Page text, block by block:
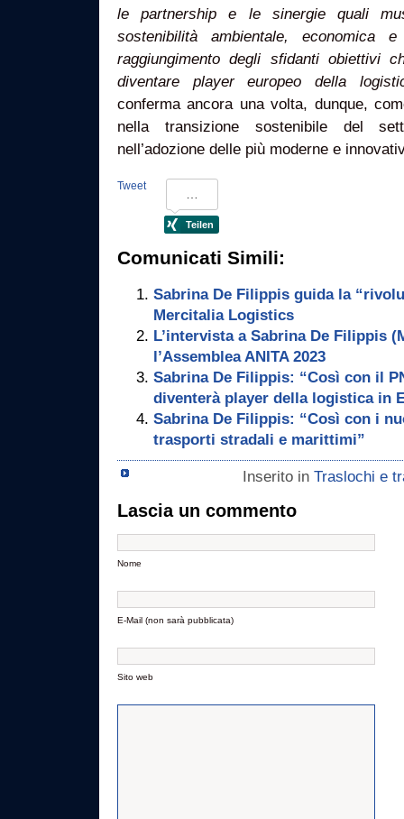
le partnership e le sinergie quali
sostenibilità ambientale,
raggiungimento degli sfidanti obiettivi
diventare player europeo della
conferma ancora una volta, dunque,
nella transizione sostenibile del
nell’adozione delle più moderne e
Tweet
Comunicati Simili:
Sabrina De Filippis guida la
Mercitalia Logistics
L’intervista a Sabrina De Filippis
l’Assemblea ANITA 2023
Sabrina De Filippis: “Così con il
diventerà player della logistica in
Sabrina De Filippis: “Così con i
trasporti stradali e marittimi”
Inserito in Traslochi e
Lascia un commento
Nome
E-Mail (non sarà pubblicata)
Sito web